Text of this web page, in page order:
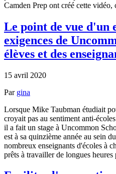
Camden Prep ont créé cette vidéo,
Le point de vue d'un
exigences de
élèves et des
15 avril 2020
Par gina
Lorsque Mike Taubman étudiait
croyait pas au sentiment anti-
il a fait un stage à Uncommon
est à sa quinzième année au sein
nombreux enseignants d'écoles à
prêts à travailler de longues heures